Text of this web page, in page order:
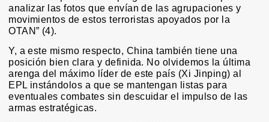
analizar las fotos que envían de las agrupaciones y
movimientos de estos terroristas apoyados por la
OTAN” (4).
Y, a este mismo respecto, China también tiene una
posición bien clara y definida. No olvidemos la última
arenga del máximo líder de este país (Xi Jinping) al
EPL instándolos a que se mantengan listas para
eventuales combates sin descuidar el impulso de las
armas estratégicas.